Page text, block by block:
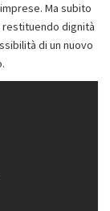
Ma subito
dignità
di un nuovo